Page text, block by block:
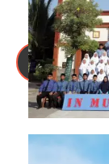
Klik di sini